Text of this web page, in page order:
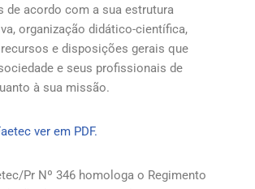
de acordo com a sua estrutura
organização didático-científica,
e disposições gerais que
e seus profissionais de
à sua missão.
ver em PDF.
Pr Nº 346 homologa o Regimento